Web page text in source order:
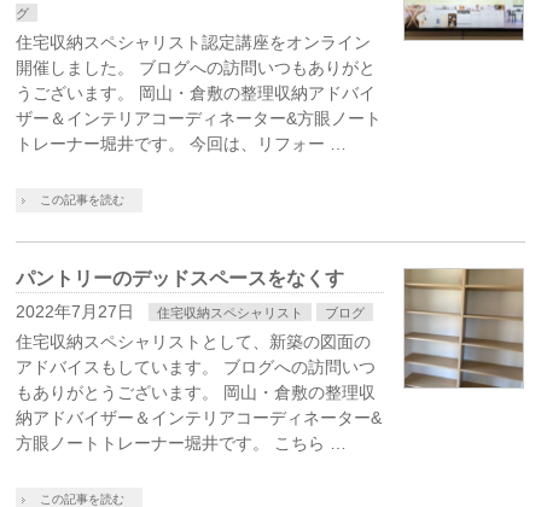
グ
住宅収納スペシャリスト認定講座をオンライン
開催しました。 ブログへの訪問いつもありがと
うございます。 岡山・倉敷の整理収納アドバイ
ザー＆インテリアコーディネーター&方眼ノート
トレーナー堀井です。 今回は、リフォー …
この記事を読む
パントリーのデッドスペースをなくす
2022年7月27日 住宅収納スペシャリスト ブログ
住宅収納スペシャリストとして、新築の図面の
アドバイスもしています。 ブログへの訪問いつ
もありがとうございます。 岡山・倉敷の整理収
納アドバイザー＆インテリアコーディネーター&
方眼ノートトレーナー堀井です。 こちら …
この記事を読む